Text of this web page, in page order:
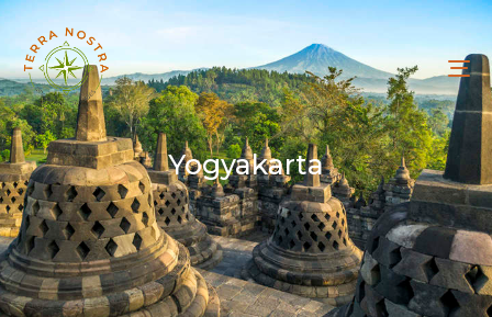
Yogyakarta